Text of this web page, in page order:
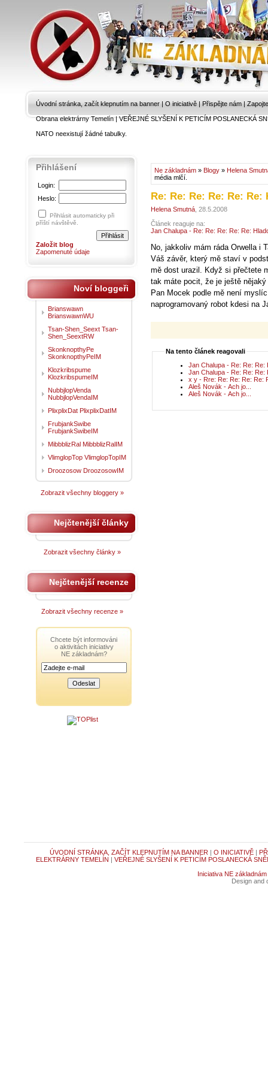
Úvodní stránka, začít klepnutím na banner | O iniciativě | Přispějte nám |
Obrana elektrárny Temelín|VEŘEJNÉ SLYŠENÍ K PETICÍM POSLANECKÁ
NATO neexistují žádné tabulky.
Ne základnám » Blogy » Helena
média mlčí.
Re: Re: Re: Re: Re:
Helena Smutná , 28.5.2008
Článek reaguje na:
Jan Chalupa - Re: Re: Re: Re: Re:
No, jakkoliv mám ráda Orwella i
Váš závěr, který mě staví v
mě dost urazil. Když si přečtete
tak máte pocit, že je ještě
Pan Mocek podle mě není
naprogramovaný robot kdesi na
Na tento článek reagovali
Jan Chalupa - Re: Re:
Jan Chalupa - Re: Re:
x y - Rre: Re: Re: Re: Re:
Aleš Novák - Ach jo...
Aleš Novák - Ach jo...
Přihlášení
Login:
Heslo:
Přihlásit automaticky při
příští návštěvě.
Založit blog
Zapomenuté údaje
Noví bloggeři
Brianswawn
BrianswawnWU
Tsan-Shen_Seext Tsan-
Shen_SeextRW
SkonknopthyPe
SkonknopthyPeIM
Klozkribspume
KlozkribspumeIM
NubbjlopVenda
NubbjlopVendaIM
PlixplixDat PlixplixDatIM
FrubjankSwibe
FrubjankSwibeIM
MibbblizRal MibbblizRalIM
VlimglopTop VlimglopTopIM
Droozosow DroozosowIM
Zobrazit všechny bloggery »
Nejčtenější články
Zobrazit všechny články »
Nejčtenější recenze
Zobrazit všechny recenze »
Chcete být informováni
o aktivitách iniciativy
NE základnám?
ÚVODNÍ STRÁNKA, ZAČÍT KLEPNUTÍM NA BANNER | O INICIATIVĚ|
ELEKTRÁRNY TEMELÍN | VEŘEJNÉ SLYŠENÍ K PETICÍM POSLANECKÁ
Iniciativa NE základnám
Design and